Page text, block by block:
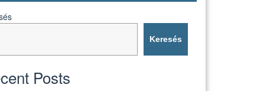
Keresés
Posts